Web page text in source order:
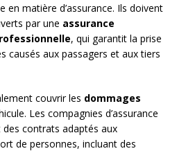
en matière d’assurance. Ils doivent
par une assurance
, qui garantit la prise
causés aux passagers et aux tiers
couvrir les dommages
Les compagnies d’assurance
contrats adaptés aux
de personnes, incluant des